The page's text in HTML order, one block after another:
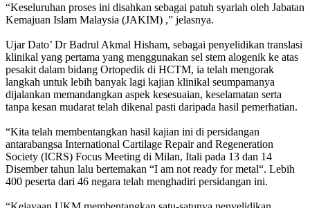
“Keseluruhan proses ini disahkan sebagai patuh syariah oleh Jabatan
Kemajuan Islam Malaysia (JAKIM) ,” jelasnya.
Ujar Dato’ Dr Badrul Akmal Hisham, sebagai penyelidikan translasi
klinikal yang pertama yang menggunakan sel stem alogenik ke atas
pesakit dalam bidang Ortopedik di HCTM, ia telah mengorak
langkah untuk lebih banyak lagi kajian klinikal seumpamanya
dijalankan memandangkan aspek kesesuaian, keselamatan serta
tanpa kesan mudarat telah dikenal pasti daripada hasil pemerhatian.
“Kita telah membentangkan hasil kajian ini di persidangan
antarabangsa International Cartilage Repair and Regeneration
Society (ICRS) Focus Meeting di Milan, Itali pada 13 dan 14
Disember tahun lalu bertemakan “I am not ready for metal“. Lebih
400 peserta dari 46 negara telah menghadiri persidangan ini.